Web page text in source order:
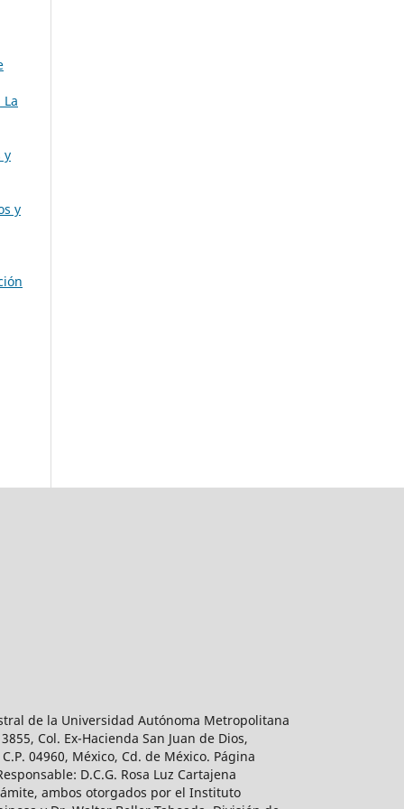
y
y
de la Universidad Autónoma Metropolitana
Col. Ex-Hacienda San Juan de Dios,
04960, México, Cd. de México. Página
D.C.G. Rosa Luz Cartajena
ambos otorgados por el Instituto